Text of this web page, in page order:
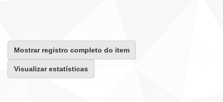
Mostrar registro completo do item
Visualizar estatísticas